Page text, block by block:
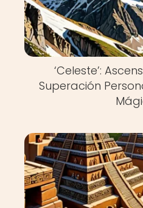
‘Celeste’:
Superación